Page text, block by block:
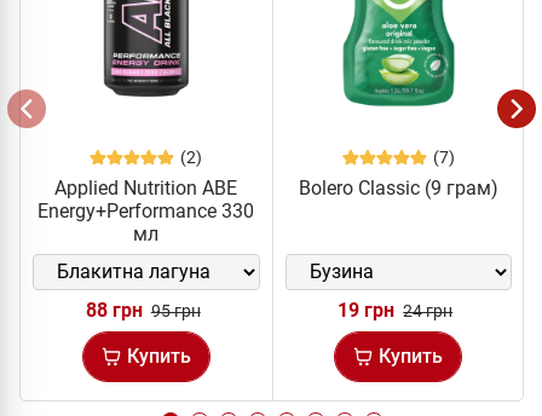
(2)
Applied Nutrition ABE
Energy+Performance 330
мл
88 грн 95 грн
Купить
(7)
Bolero Classic (9 грам)
19 грн 24 грн
Купить